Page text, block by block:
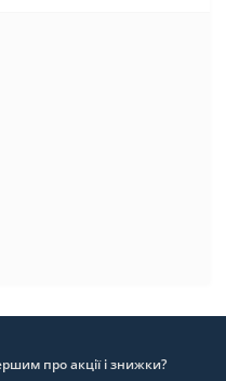
про акції і знижки?